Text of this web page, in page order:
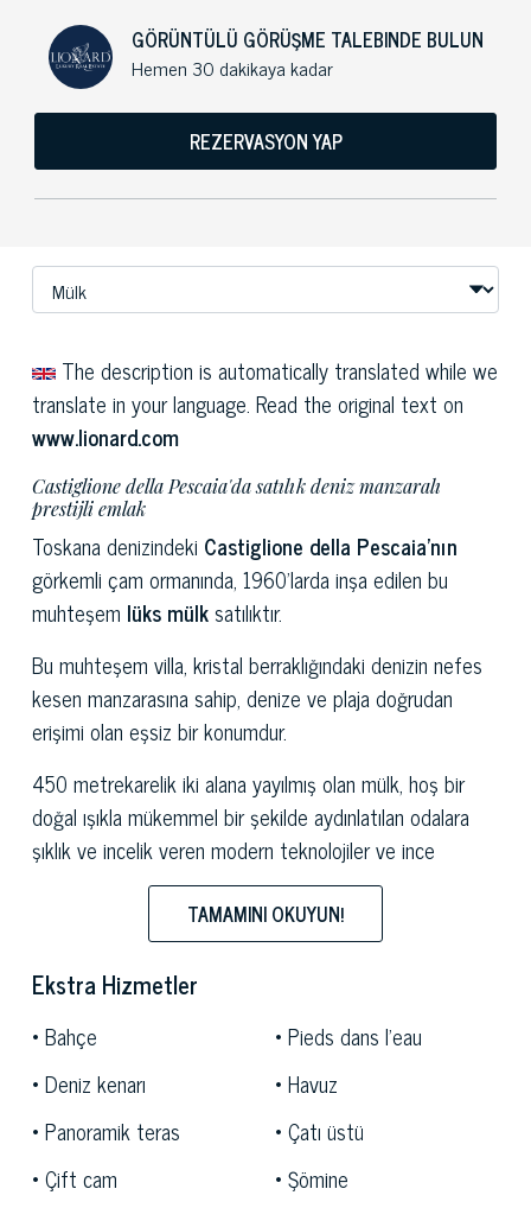
GÖRÜNTÜLÜ GÖRÜŞME TALEBINDE BULUN
Hemen 30 dakikaya kadar
REZERVASYON YAP
The description is automatically translated while we
translate in your language. Read the original text on
www.lionard.com
Castiglione della Pescaia'da satılık deniz manzaralı
prestijli emlak
Toskana denizindeki Castiglione della Pescaia'nın
görkemli çam ormanında, 1960'larda inşa edilen bu
muhteşem lüks mülksatılıktır.
Bu muhteşem villa, kristal berraklığındaki denizin nefes
kesen manzarasına sahip, denize ve plaja doğrudan
erişimi olan eşsiz bir konumdur.
450 metrekarelik iki alana yayılmış olan mülk, hoş bir
doğal ışıkla mükemmel bir şekilde aydınlatılan odalara
şıklık ve incelik veren modern teknolojiler ve ince
yüzeyler kullanılarak yakın zamanda yenilenmiştir.
Alt katta, ikisi en-suite banyolu dört yatak odası ve
ortak banyolu ve gardırop odalı iki çift kişilik yatak odası
bulunmaktadır.
Bir merdivene tırmanmak, her odadan nefes kesen
manzarayı takdir etmenin mümkün olduğu üst kata çıkar
ve her ikisi de bir dinlenme alanı olarak kullanılan
sundurmaya ve büyüleyici olan büyük bir parlak çift
kişilik oturma odası ve yemek odasından oluşur. Bahçe .
TAMAMINI OKUYUN!
Ekstra Hizmetler
Bahçe
Pieds dans l'eau
Deniz kenarı
Havuz
Panoramik teras
Çatı üstü
Çift cam
Şömine